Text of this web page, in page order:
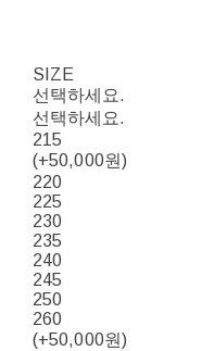
SIZE
선택하세요.
선택하세요.
215
(+50,000원)
220
225
230
235
240
245
250
260
(+50,000원)